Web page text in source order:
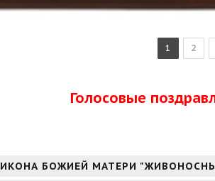
1 2
Голосовые
ИКОНА БОЖИЕЙ МАТЕРИ